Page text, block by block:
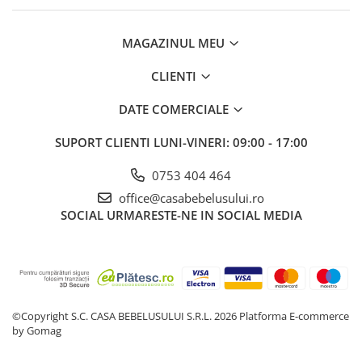
Reductoare antiderapante
Seturi cadite anatomice
Suporti anatomici plastic
Suporti anatomici textili
Suporti metalici cadite
Mese de infasat pliabile
Tampoane postnatale
MAGAZINUL MEU
CLIENTI
DATE COMERCIALE
SUPORT CLIENTI LUNI-VINERI: 09:00 - 17:00
0753 404 464
office@casabebelusului.ro
SOCIAL URMARESTE-NE IN SOCIAL MEDIA
©Copyright S.C. CASA BEBELUSULUI S.R.L. 2026 Platforma E-commerce
by Gomag